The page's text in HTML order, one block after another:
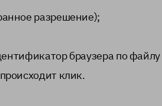
разрешение);
браузера по
клик.